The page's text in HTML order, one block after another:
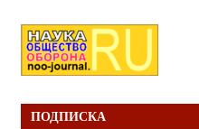
ПОДПИСКА